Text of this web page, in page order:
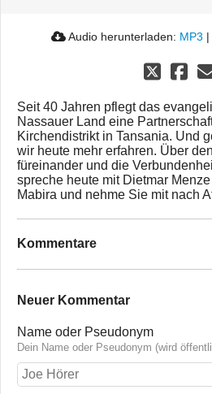
Audio herunterladen: MP3 |
Seit 40 Jahren pflegt das
Nassauer Land eine
Kirchendistrikt in Tansania. Und
wir heute mehr erfahren. Über
füreinander und die
spreche heute mit Dietmar
Mabira und nehme Sie mit nach
Kommentare
Neuer Kommentar
Name oder Pseudonym
Dein Name oder Pseudonym (wird